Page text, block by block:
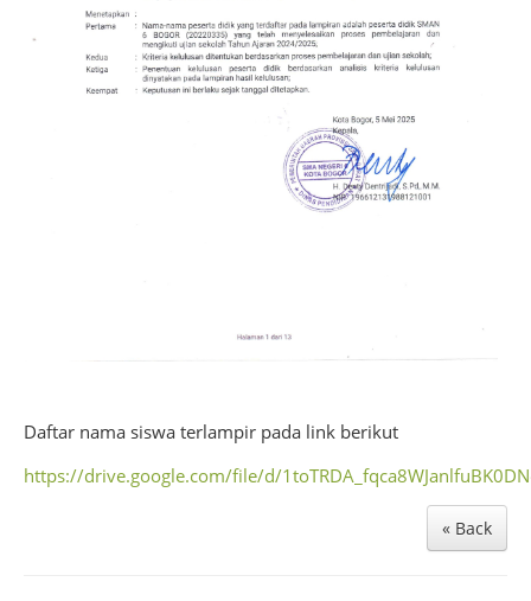
Daftar nama siswa terlampir pada link berikut
https://drive.google.com/file/d/
« Back